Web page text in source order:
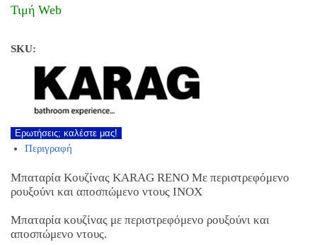
Τιμή Web
SKU:
Ερωτήσεις; καλέστε μας!
Περιγραφή
Μπαταρία Κουζίνας KARAG RENO Mε περιστρεφόμενο
ρουξούνι και αποσπώμενο ντους INOX
Μπαταρία κουζίνας με περιστρεφόμενο ρουξούνι και
αποσπώμενο ντους.